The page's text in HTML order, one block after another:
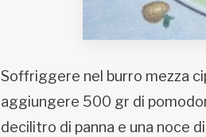
Soffriggere nel burro mezza
aggiungere 500 gr di
decilitro di panna e una noce